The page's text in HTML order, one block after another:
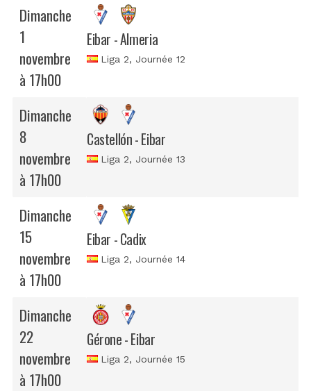
Dimanche
1
novembre
à 17h00
Eibar - Almeria
Liga 2, Journée 12
Dimanche
8
novembre
à 17h00
Castellón - Eibar
Liga 2, Journée 13
Dimanche
15
novembre
à 17h00
Eibar - Cadix
Liga 2, Journée 14
Dimanche
22
novembre
à 17h00
Gérone - Eibar
Liga 2, Journée 15